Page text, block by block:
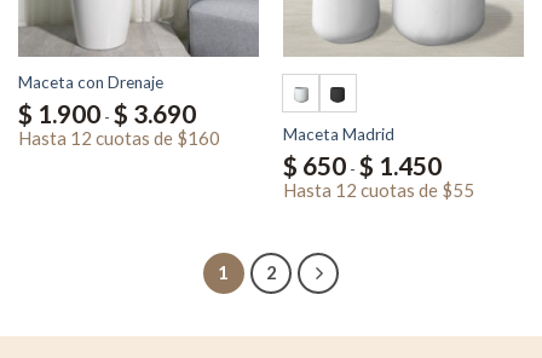
Maceta con Drenaje
$ 1.900 - $ 3.690Rango
de
precios:
desde
Hasta 12 cuotas de $160 Maceta Madrid
$ 650 - $ 1.450Rango
de
precios:
desde
Hasta 12 cuotas de $55
1 2